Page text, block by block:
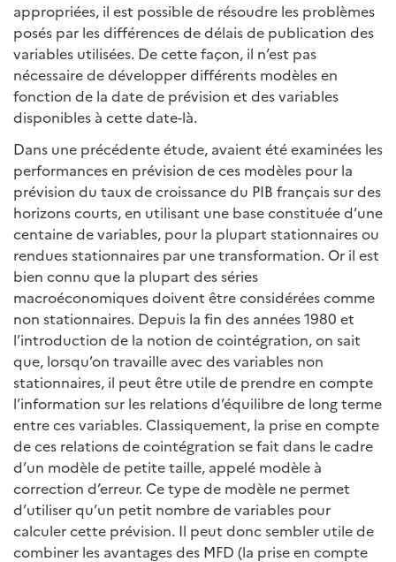
appropriées, il est possible de résoudre les problèmes
posés par les différences de délais de publication des
variables utilisées. De cette façon, il n’est pas
nécessaire de développer différents modèles en
fonction de la date de prévision et des variables
disponibles à cette date-là.
Dans une précédente étude, avaient été examinées les
performances en prévision de ces modèles pour la
prévision du taux de croissance du PIB français sur des
horizons courts, en utilisant une base constituée d’une
centaine de variables, pour la plupart stationnaires ou
rendues stationnaires par une transformation. Or il est
bien connu que la plupart des séries
macroéconomiques doivent être considérées comme
non stationnaires. Depuis la fin des années 1980 et
l’introduction de la notion de cointégration, on sait
que, lorsqu’on travaille avec des variables non
stationnaires, il peut être utile de prendre en compte
l’information sur les relations d’équilibre de long terme
entre ces variables. Classiquement, la prise en compte
de ces relations de cointégration se fait dans le cadre
d’un modèle de petite taille, appelé modèle à
correction d’erreur. Ce type de modèle ne permet
d’utiliser qu’un petit nombre de variables pour
calculer cette prévision. Il peut donc sembler utile de
combiner les avantages des MFD (la prise en compte